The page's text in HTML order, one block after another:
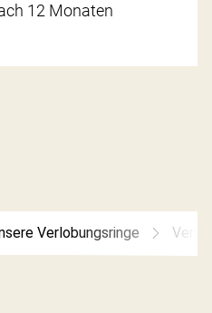
12 Monaten
Verlobungsringe